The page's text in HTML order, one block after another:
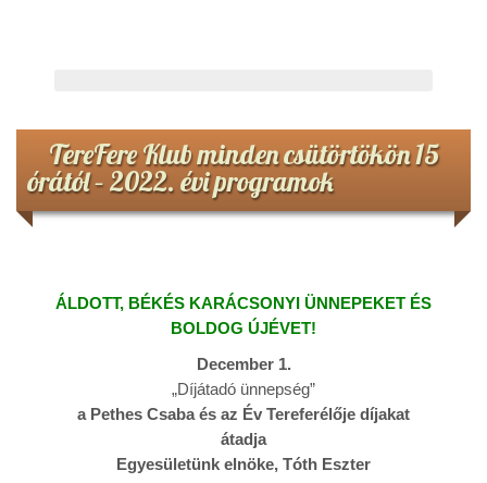
TereFere Klub minden csütörtökön 15
órától – 2022. évi programok
ÁLDOTT, BÉKÉS KARÁCSONYI ÜNNEPEKET ÉS
BOLDOG ÚJÉVET!
December 1.
„Díjátadó ünnepség”
a Pethes Csaba és az Év Tereferélője díjakat
átadja
Egyesületünk elnöke, Tóth Eszter